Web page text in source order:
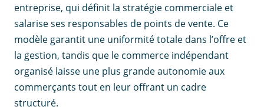
entreprise, qui définit la stratégie commerciale et
salarise ses responsables de points de vente. Ce
modèle garantit une uniformité totale dans l’offre et
la gestion, tandis que le commerce indépendant
organisé laisse une plus grande autonomie aux
commerçants tout en leur offrant un cadre
structuré.